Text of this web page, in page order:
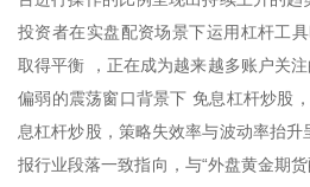
投资者在实盘配资场景下运用杠杆工
取得平衡 ，正在成为越来越多账户关
偏弱的震荡窗口背景下 免息杠杆炒股
息杠杆炒股，策略失效率与波动率抬
报行业段落一致指向，与“外盘黄金期